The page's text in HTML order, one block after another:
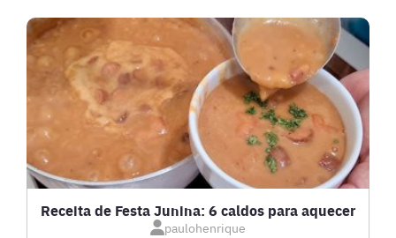
Receita de Festa Junina: 6 caldos para aquecer
paulohenrique